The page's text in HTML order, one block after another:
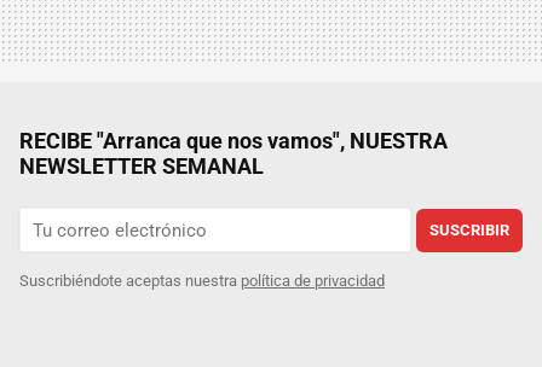
RECIBE "Arranca que nos vamos", NUESTRA
NEWSLETTER SEMANAL
SUSCRIBIR
Suscribiéndote aceptas nuestra política de privacidad